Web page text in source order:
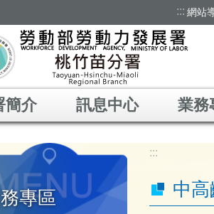
::: 網站
簡介 訊息中心 業務
專區
:::
中